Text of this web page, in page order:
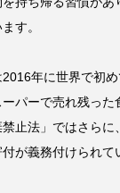
す。
年に世界で初め
パーで売れ残った
止法」ではさらに
が義務付けられて